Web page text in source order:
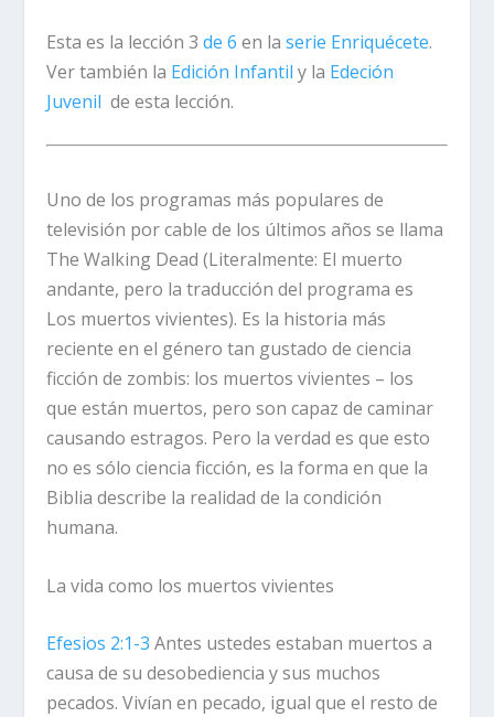
Esta es la lección 3de 6 en laserie Enriquécete.
Ver también la Edición Infantil y la Edeción
Juvenil de esta lección.
Uno de los programas más populares de
televisión por cable de los últimos años se llama
The Walking Dead(Literalmente: El muerto
andante, pero la traducción del programa es
Los muertos vivientes). Es la historia más
reciente en el género tan gustado de ciencia
ficción de zombis: los muertos vivientes – los
que están muertos, pero son capaz de caminar
causando estragos. Pero la verdad es que esto
no es sólo ciencia ficción, es la forma en que la
Biblia describe la realidad de la condición
humana.
La vida como los muertos vivientes
Efesios 2:1-3 Antes ustedes estaban muertos a
causa de su desobediencia y sus muchos
pecados. Vivían en pecado, igual que el resto de